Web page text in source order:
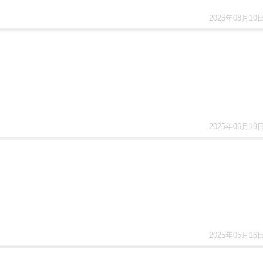
2025年08月10
2025年06月19
2025年05月16